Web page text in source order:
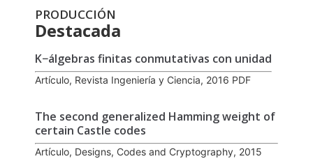
PRODUCCIÓN
Destacada
K−álgebras finitas conmutativas con unidad
Artículo, Revista Ingeniería y Ciencia, 2016 PDF
The second generalized Hamming weight of
certain Castle codes
Artículo, Designs, Codes and Cryptography, 2015